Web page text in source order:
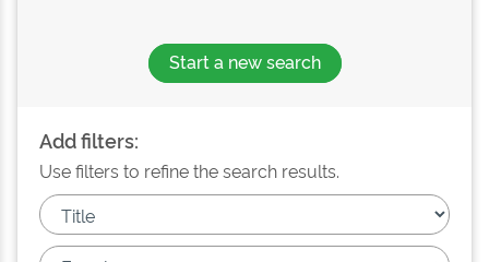
Start a new search
Add filters:
Use filters to refine the search results.